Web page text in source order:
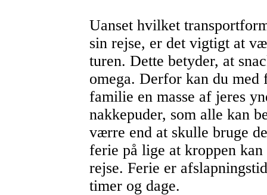
Uanset hvilket
sin rejse, er det vigtigt at
turen. Dette betyder, at
omega. Derfor kan du
familie en masse af jeres
nakkepuder, som alle kan
værre end at skulle bruge
ferie på lige at kroppen
rejse. Ferie er
timer og dage.